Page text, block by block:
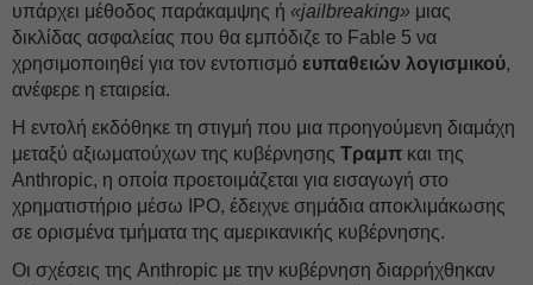
υπάρχει μέθοδος παράκαμψης ή «jailbreaking» μιας
δικλίδας ασφαλείας που θα εμπόδιζε το Fable 5 να
χρησιμοποιηθεί για τον εντοπισμό ευπαθειών λογισμικού,
ανέφερε η εταιρεία.
Η εντολή εκδόθηκε τη στιγμή που μια προηγούμενη διαμάχη
μεταξύ αξιωματούχων της κυβέρνησης Τραμπ και της
Anthropic, η οποία προετοιμάζεται για εισαγωγή στο
χρηματιστήριο μέσω IPO, έδειχνε σημάδια αποκλιμάκωσης
σε ορισμένα τμήματα της αμερικανικής κυβέρνησης.
Οι σχέσεις της Anthropic με την κυβέρνηση διαρρήχθηκαν